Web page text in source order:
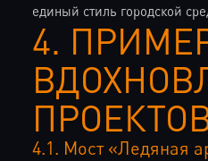
единый стиль городской
4.
4.1. Мост «Ледяная